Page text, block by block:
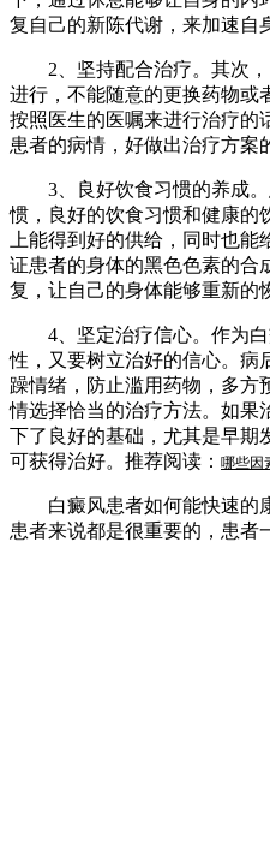
复自己的新陈代谢，来加速自
2、坚持配合治疗。其次，
进行，不能随意的更换药物或
按照医生的医嘱来进行治疗的
患者的病情，好做出治疗方案
3、良好饮食习惯的养成。
惯，良好的饮食习惯和健康的
上能得到好的供给，同时也
证患者的身体的黑色色素的合
复，让自己的身体能够重新的
4、坚定治疗信心。作为白
性，又要树立治好的信心。病
躁情绪，防止滥用药物，多方
情选择恰当的治疗方法。如果
下了良好的基础，尤其是早期
可获得治好。推荐阅读： 哪些因
白癜风患者如何能快速的
患者来说都是很重要的，患者